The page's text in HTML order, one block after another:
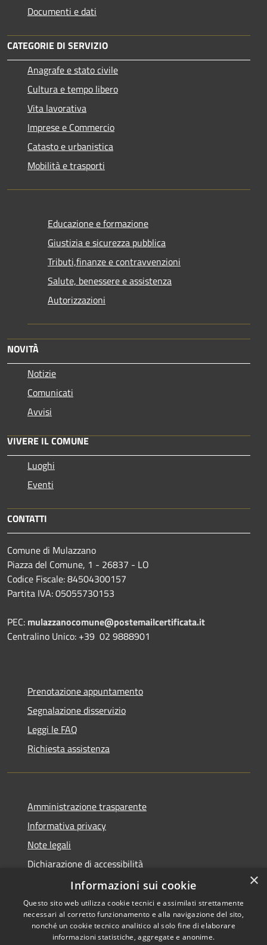
Documenti e dati
CATEGORIE DI SERVIZIO
Anagrafe e stato civile
Cultura e tempo libero
Vita lavorativa
Imprese e Commercio
Catasto e urbanistica
Mobilità e trasporti
Educazione e formazione
Giustizia e sicurezza pubblica
Tributi,finanze e contravvenzioni
Salute, benessere e assistenza
Autorizzazioni
NOVITÀ
Notizie
Comunicati
Avvisi
VIVERE IL COMUNE
Luoghi
Eventi
CONTATTI
Comune di Mulazzano
Piazza del Comune, 1 - 26837 - LO
Codice Fiscale: 84504300157
Partita IVA: 05055730153
PEC: mulazzanocomune@postemailcertificata.it
Centralino Unico: +39 02 9888901
Prenotazione appuntamento
Segnalazione disservizio
Leggi le FAQ
Richiesta assistenza
Amministrazione trasparente
Informativa privacy
Note legali
Dichiarazione di accessibilità
Obiettivi di accessibilità
×
Informazioni sui cookie
Questo sito web utilizza cookie tecnici e assimilati strettamente
necessari al corretto funzionamento e alla navigazione del sito,
nonché un cookie tecnico analitico al solo fine di elaborare
informazioni statistiche, aggregate e anonime.